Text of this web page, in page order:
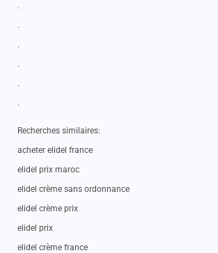
.
.
.
.
.
.
Recherches similaires:
acheter elidel france
elidel prix maroc
elidel crème sans ordonnance
elidel crème prix
elidel prix
elidel crème france